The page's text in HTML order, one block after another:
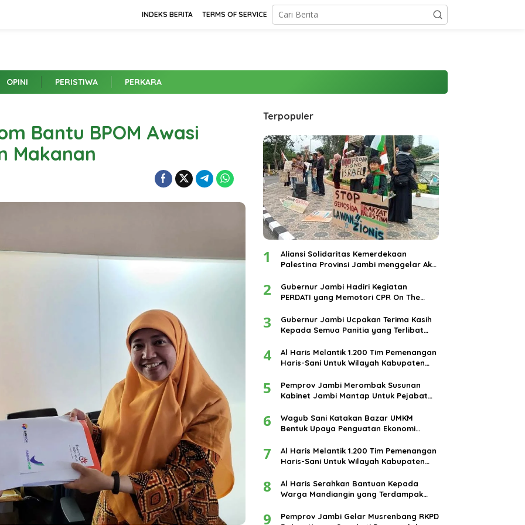
INDEKS BERITA TERMS OF SERVICE
OPINI PERISTIWA PERKARA
Bantu BPOM Awasi
Makanan
Terpopuler
1
Aliansi Solidaritas Kemerdekaan
Palestina Provinsi Jambi menggelar Aksi
kota Jambi.
2
Gubernur Jambi Hadiri Kegiatan
PERDATI yang Memotori CPR On The
3
Gubernur Jambi Ucpakan Terima Kasih
Kepada Semua Panitia yang Terlibat
Tahun 2024
4
Al Haris Melantik 1.200 Tim Pemenangan
Haris-Sani Untuk Wilayah Kabupaten
5
Pemprov Jambi Merombak Susunan
Kabinet Jambi Mantap Untuk Pejabat
6
Wagub Sani Katakan Bazar UMKM
Bentuk Upaya Penguatan Ekonomi
7
Al Haris Melantik 1.200 Tim Pemenangan
Haris-Sani Untuk Wilayah Kabupaten
8
Al Haris Serahkan Bantuan Kepada
Warga Mandiangin yang Terdampak
9
Pemprov Jambi Gelar Musrenbang RKPD